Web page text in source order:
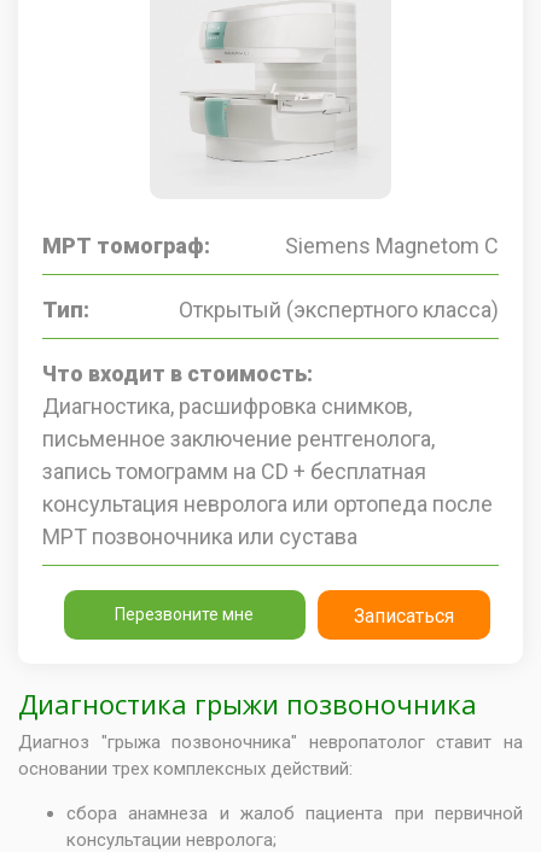
МРТ томограф: Siemens Magnetom C
Тип: Открытый (экспертного класса)
Что входит в стоимость:
Диагностика, расшифровка снимков,
письменное заключение рентгенолога,
запись томограмм на CD + бесплатная
консультация невролога или ортопеда после
МРТ позвоночника или сустава
Перезвоните мне Записаться
Диагностика грыжи позвоночника
Диагноз "грыжа позвоночника" невропатолог ставит на
основании трех комплексных действий:
сбора анамнеза и жалоб пациента при первичной
консультации невролога;